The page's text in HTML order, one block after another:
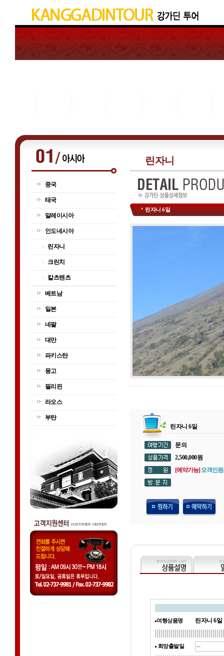
중국
태국
말레이시아
인도네시아
린자니
크린치
칼츠텐츠
베트남
일본
네팔
대만
파키스탄
몽고
필리핀
라오스
부탄
린자니
린자니 6일
린자니 6일
문의
2,500,000원
[예약가능] 모객인원
여행상품명 린자니 6일
희망출발일